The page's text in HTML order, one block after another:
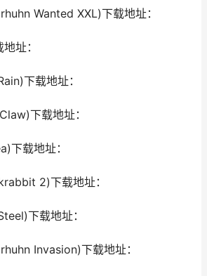
Wanted XXL)下载地址：
址：
下载地址：
下载地址：
下载地址：
2)下载地址：
下载地址：
Invasion)下载地址：